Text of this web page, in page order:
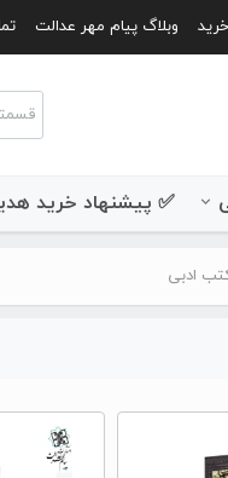
وبلاگ پیام مهر عدالت
✅ پیشنهاد خرید
ادبی